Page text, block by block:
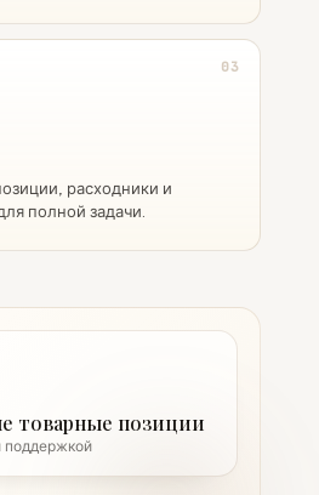
03
расходники и
полной задачи.
товарные позиции
поддержкой